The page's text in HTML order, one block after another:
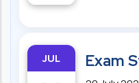
JUL Exam